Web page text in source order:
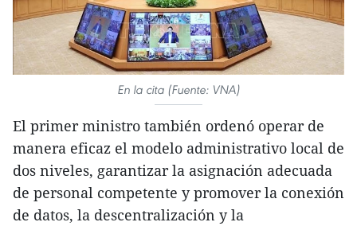
En la cita (Fuente: VNA)
El primer ministro también ordenó operar de
manera eficaz el modelo administrativo local de
dos niveles, garantizar la asignación adecuada
de personal competente y promover la conexión
de datos, la descentralización y la